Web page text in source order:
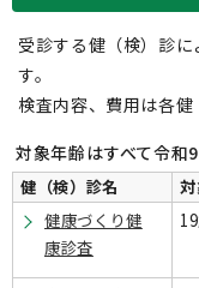
受診する健（検）診
す。
検査内容、費用は各健
対象年齢はすべて令和
健（検）診名
健康づくり健
康診査